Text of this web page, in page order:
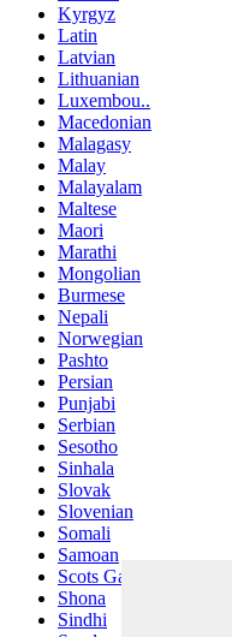
Kyrgyz
Latin
Latvian
Lithuanian
Luxembou..
Macedonian
Malagasy
Malay
Malayalam
Maltese
Maori
Marathi
Mongolian
Burmese
Nepali
Norwegian
Pashto
Persian
Punjabi
Serbian
Sesotho
Sinhala
Slovak
Slovenian
Somali
Samoan
Scots Gaelic
Shona
Sindhi